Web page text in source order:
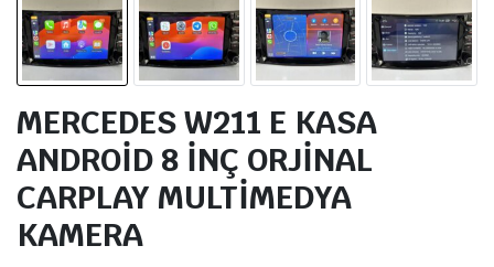
MERCEDES W211 E KASA
ANDROİD 8 İNÇ ORJİNAL
CARPLAY MULTİMEDYA
KAMERA